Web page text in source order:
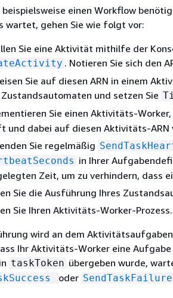
beispielsweise einen Workflow
wartet, gehen Sie wie folgt vor:
Sie eine Aktivität mithilfe der
. Notieren Sie sich den
Sie auf diesen ARN in einem
Zustandsautomaten und setzen Sie
Sie einen Aktivitäts-
und dabei auf diesen Aktivitäts-ARN
Sie regelmäßig
in Ihrer
Zeit, um zu verhindern, dass
Sie die Ausführung Ihres
Sie Ihren Aktivitäts-Worker-Prozess.
wird an dem
Ihr Aktivitäts-Worker eine
taskToken übergeben wurde,
oder SendTaskFailure